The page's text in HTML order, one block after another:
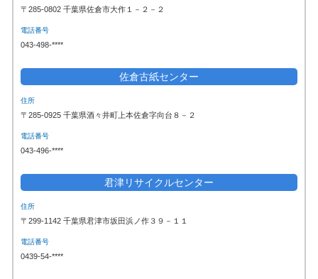
〒285-0802 千葉県佐倉市大作１－２－２
電話番号
043-498-****
佐倉古紙センター
住所
〒285-0925 千葉県酒々井町上本佐倉字向台８－２
電話番号
043-496-****
君津リサイクルセンター
住所
〒299-1142 千葉県君津市坂田浜ノ作３９－１１
電話番号
0439-54-****